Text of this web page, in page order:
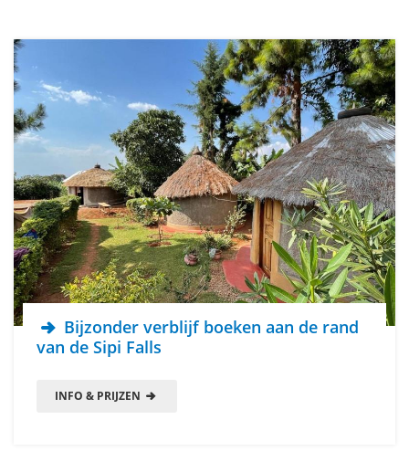
Bijzonder verblijf boeken aan de rand
van de Sipi Falls
INFO & PRIJZEN